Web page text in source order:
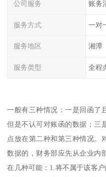
公司服务 账务
服务方式 一对
服务地区 湘潭
服务类型 全程
一般有三种情况：一是回函了
但是不认可对账函的数据；三
点放在第二种和第三种情况。
数据的，财务部应先从企业内
在几种可能：1.将不属于该客